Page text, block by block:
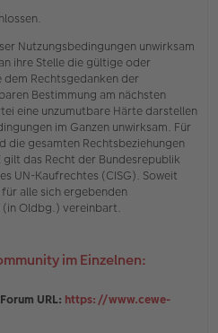
Nutzungsbedingungen unwirksam
ihre Stelle die gültige oder
Rechtsgedanken der
Bestimmung am nächsten
eine unzumutbare Härte darstellen
im Ganzen unwirksam. Für
die gesamten Rechtsbeziehungen
gilt das Recht der Bundesrepublik
UN-Kaufrechtes (CISG). Soweit
alle sich ergebenden
Oldbg.) vereinbart.
im Einzelnen:
URL: https://www.cewe-